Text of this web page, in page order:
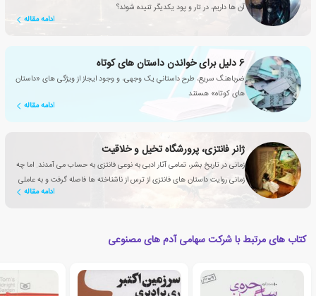
آن ها داریم، در تار و پود یکدیگر تنیده شوند؟
ادامه مقاله
6 دلیل برای خواندن داستان های کوتاه
ضرباهنگ سریع، طرح داستانیِ یک وجهی، و وجود ایجاز از ویژگی های «داستان
های کوتاه» هستند
ادامه مقاله
ژانر فانتزی، پرورشگاه تخیل و خلاقیت
زمانی در تاریخ بشر، تمامی آثار ادبی به نوعی فانتزی به حساب می آمدند. اما چه
زمانی روایت داستان های فانتزی از ترس از ناشناخته ها فاصله گرفت و به عاملی
ادامه مقاله
کتاب های مرتبط با شرکت سهامی آدم های مصنوعی